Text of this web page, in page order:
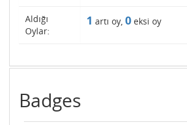
Aldığı
Oylar:
1 artı oy, 0 eksi oy
Badges